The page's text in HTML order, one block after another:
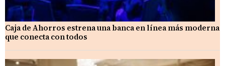
Caja de Ahorros estrena una banca en línea más moderna
que conecta con todos